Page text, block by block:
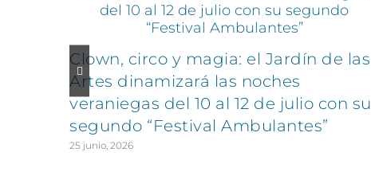
Clown, circo y magia: el Jardín de las
Artes dinamizará las noches
veraniegas del 10 al 12 de julio con su
segundo “Festival Ambulantes”
25 junio, 2026